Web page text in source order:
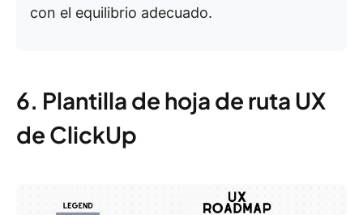
con el equilibrio adecuado.
6. Plantilla de hoja de ruta UX
de ClickUp